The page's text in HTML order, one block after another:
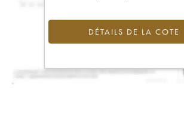
DÉTAILS DE LA COTE